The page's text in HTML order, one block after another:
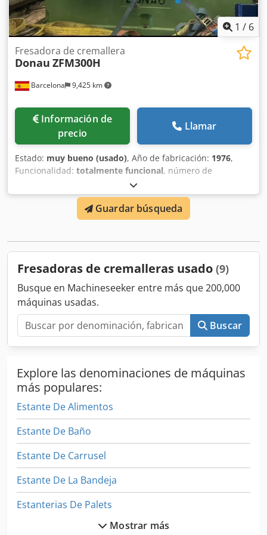
1 / 6
Barcelona 9,425 km
Fresadora de cremallera
Donau ZFM300H
Información de
precio
Llamar
Estado: muy bueno (usado), Año de fabricación: 1976,
Funcionalidad: totalmente funcional, número de
ZFM300H 76 2301
TALLADORA DE CREMALLERAS Dcedpfx Aeykpl Njhmek
Guardar búsqueda
Fresadoras de cremalleras usado (9)
Busque en Machineseeker entre más que 200,000
máquinas usadas.
Buscar
Explore las denominaciones de máquinas
más populares:
Estante De Alimentos
Estante De Baño
Estante De Carrusel
Estante De La Bandeja
Estanterias De Palets
Estantes De Granito Mostrar más